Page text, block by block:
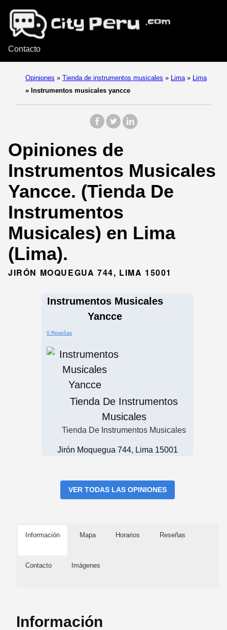
Contacto
Opiniones » Tienda de instrumentos musicales » Lima »
Lima
» Instrumentos musicales yancce
Opiniones de
Instrumentos Musicales
Yancce. (Tienda De
Instrumentos
Musicales) en Lima
(Lima).
JIRÓN MOQUEGUA 744, LIMA 15001
Instrumentos Musicales
Yancce
0 Reseñas
Tienda De Instrumentos
Musicales
Tienda De Instrumentos Musicales
Jirón Moquegua 744, Lima 15001
VER TODAS LAS OPINIONES
Información Mapa Horarios Reseñas
Contacto Imágenes
Información